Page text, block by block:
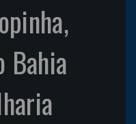
Bahia